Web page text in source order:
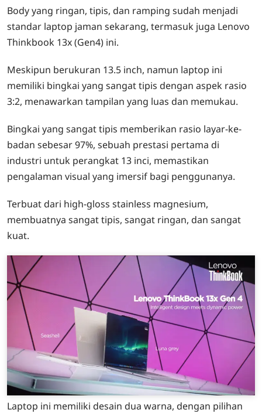
Body yang ringan, tipis, dan ramping sudah menjadi
standar laptop jaman sekarang, termasuk juga Lenovo
Thinkbook 13x (Gen4) ini.
Meskipun berukuran 13.5 inch, namun laptop ini
memiliki bingkai yang sangat tipis dengan aspek rasio
3:2, menawarkan tampilan yang luas dan memukau.
Bingkai yang sangat tipis memberikan rasio layar-ke-
badan sebesar 97%, sebuah prestasi pertama di
industri untuk perangkat 13 inci, memastikan
pengalaman visual yang imersif bagi penggunanya.
Terbuat dari high-gloss stainless magnesium,
membuatnya sangat tipis, sangat ringan, dan sangat
kuat.
Laptop ini memiliki desain dua warna, dengan pilihan